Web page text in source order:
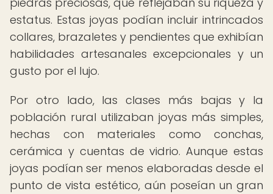
estatus. Estas joyas podían incluir intrincados
collares, brazaletes y pendientes que exhibían
habilidades artesanales excepcionales y un
gusto por el lujo.
Por otro lado, las clases más bajas y la
población rural utilizaban joyas más simples,
hechas con materiales como conchas,
cerámica y cuentas de vidrio. Aunque estas
joyas podían ser menos elaboradas desde el
punto de vista estético, aún poseían un gran